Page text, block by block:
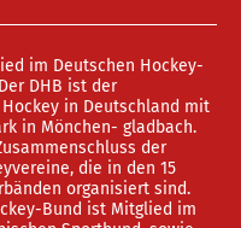
im Deutschen Hockey-
DHB ist der
in Deutschland mit
in Mönchen- gladbach.
der
die in den 15
organisiert sind.
Bund ist Mitglied im